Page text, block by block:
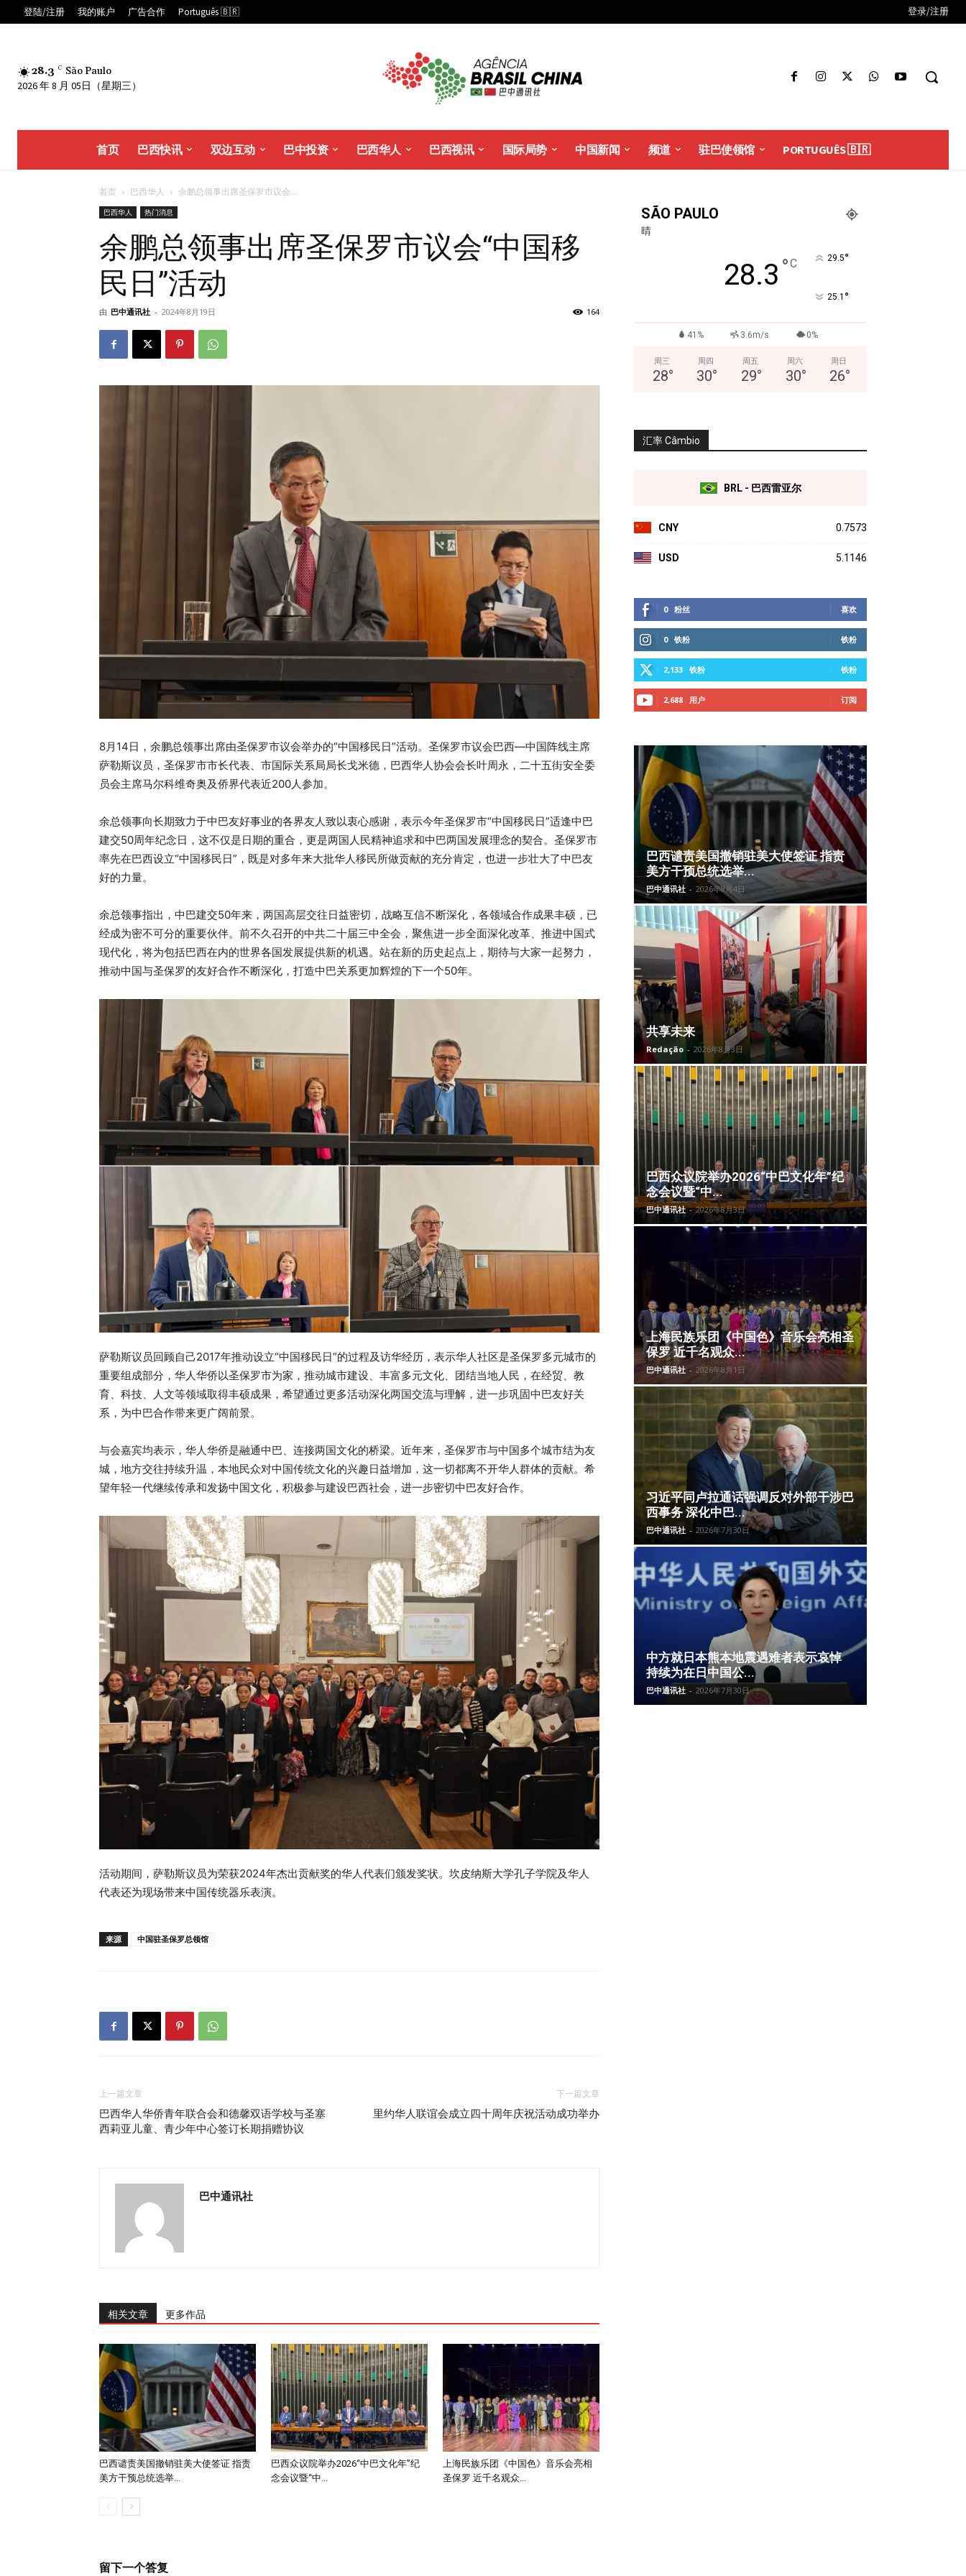
登陆/注册 我的账户 广告合作 Português 🇧🇷 登录/注册
28.3 C São Paulo
2026 年 8 月 05日（星期三）
首页 巴西快讯 双边互动 巴中投资 巴西华人 巴西视讯 国际局势 中国新闻 频道 驻巴使领馆 PORTUGUÊS 🇧🇷
首页 巴西华人 余鹏总领事出席圣保罗市议会...
巴西华人 热门消息
余鹏总领事出席圣保罗市议会“中国移
民日”活动
由 巴中通讯社 - 2024年8月19日 164
8月14日，余鹏总领事出席由圣保罗市议会举办的“中国移民日”活动。圣保罗市议会巴西—中国阵线主席
萨勒斯议员，圣保罗市市长代表、市国际关系局局长戈米德，巴西华人协会会长叶周永，二十五街安全委
员会主席马尔科维奇奥及侨界代表近200人参加。
余总领事向长期致力于中巴友好事业的各界友人致以衷心感谢，表示今年圣保罗市“中国移民日”适逢中巴
建交50周年纪念日，这不仅是日期的重合，更是两国人民精神追求和中巴两国发展理念的契合。圣保罗市
率先在巴西设立“中国移民日”，既是对多年来大批华人移民所做贡献的充分肯定，也进一步壮大了中巴友
好的力量。
余总领事指出，中巴建交50年来，两国高层交往日益密切，战略互信不断深化，各领域合作成果丰硕，已
经成为密不可分的重要伙伴。前不久召开的中共二十届三中全会，聚焦进一步全面深化改革、推进中国式
现代化，将为包括巴西在内的世界各国发展提供新的机遇。站在新的历史起点上，期待与大家一起努力，
推动中国与圣保罗的友好合作不断深化，打造中巴关系更加辉煌的下一个50年。
萨勒斯议员回顾自己2017年推动设立“中国移民日”的过程及访华经历，表示华人社区是圣保罗多元城市的
重要组成部分，华人华侨以圣保罗市为家，推动城市建设、丰富多元文化、团结当地人民，在经贸、教
育、科技、人文等领域取得丰硕成果，希望通过更多活动深化两国交流与理解，进一步巩固中巴友好关
系，为中巴合作带来更广阔前景。
与会嘉宾均表示，华人华侨是融通中巴、连接两国文化的桥梁。近年来，圣保罗市与中国多个城市结为友
城，地方交往持续升温，本地民众对中国传统文化的兴趣日益增加，这一切都离不开华人群体的贡献。希
望年轻一代继续传承和发扬中国文化，积极参与建设巴西社会，进一步密切中巴友好合作。
活动期间，萨勒斯议员为荣获2024年杰出贡献奖的华人代表们颁发奖状。坎皮纳斯大学孔子学院及华人
代表还为现场带来中国传统器乐表演。
来源 中国驻圣保罗总领馆
上一篇文章
巴西华人华侨青年联合会和德馨双语学校与圣塞
西莉亚儿童、青少年中心签订长期捐赠协议
下一篇文章
里约华人联谊会成立四十周年庆祝活动成功举办
巴中通讯社
相关文章 更多作品
巴西谴责美国撤销驻美大使签证 指责
美方干预总统选举...
巴西众议院举办2026“中巴文化年”纪
念会议暨“中...
上海民族乐团《中国色》音乐会亮相
圣保罗 近千名观众...
留下一个答复
SÃO PAULO
晴
28.3 °C 29.5°
25.1 °
41% 3.6m/s 0%
周三
28°
周四
30°
周五
29°
周六
30°
周日
26°
汇率 Câmbio
BRL - 巴西雷亚尔
CNY 0.7573
USD 5.1146
0 粉丝 喜欢
0 铁粉 铁粉
2,133 铁粉 铁粉
2,688 用户 订阅
巴西谴责美国撤销驻美大使签证 指责
美方干预总统选举...
巴中通讯社 - 2026年8月4日
共享未来
Redação - 2026年8月3日
巴西众议院举办2026“中巴文化年”纪
念会议暨“中...
巴中通讯社 - 2026年8月3日
上海民族乐团《中国色》音乐会亮相圣
保罗 近千名观众...
巴中通讯社 - 2026年8月1日
习近平同卢拉通话强调反对外部干涉巴
西事务 深化中巴...
巴中通讯社 - 2026年7月30日
中方就日本熊本地震遇难者表示哀悼
持续为在日中国公...
巴中通讯社 - 2026年7月30日